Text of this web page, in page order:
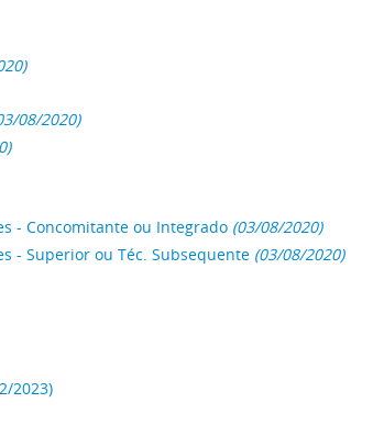
08/2020)
- Concomitante ou Integrado (03/08/2020)
- Superior ou Téc. Subsequente (03/08/2020)
2023)